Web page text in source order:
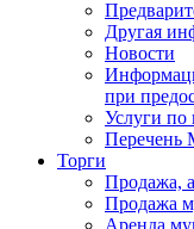
Другая
Новости
при
Услуги по
Торги
Продажа,
Продажа
Аренда